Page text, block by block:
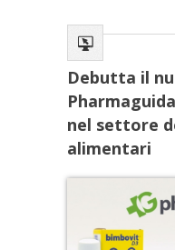
Debutta il
nel settore
alimentari